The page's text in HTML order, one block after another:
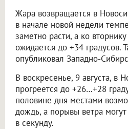
Жара возвращается в
в начале новой недели
заметно расти, а ко
ожидается до +34 градусов.
опубликовал Западно-
В воскресенье, 9 августа, в
прогреется до +26…+28
половине дня местами
дождь, а порывы ветра могут
в секунду.